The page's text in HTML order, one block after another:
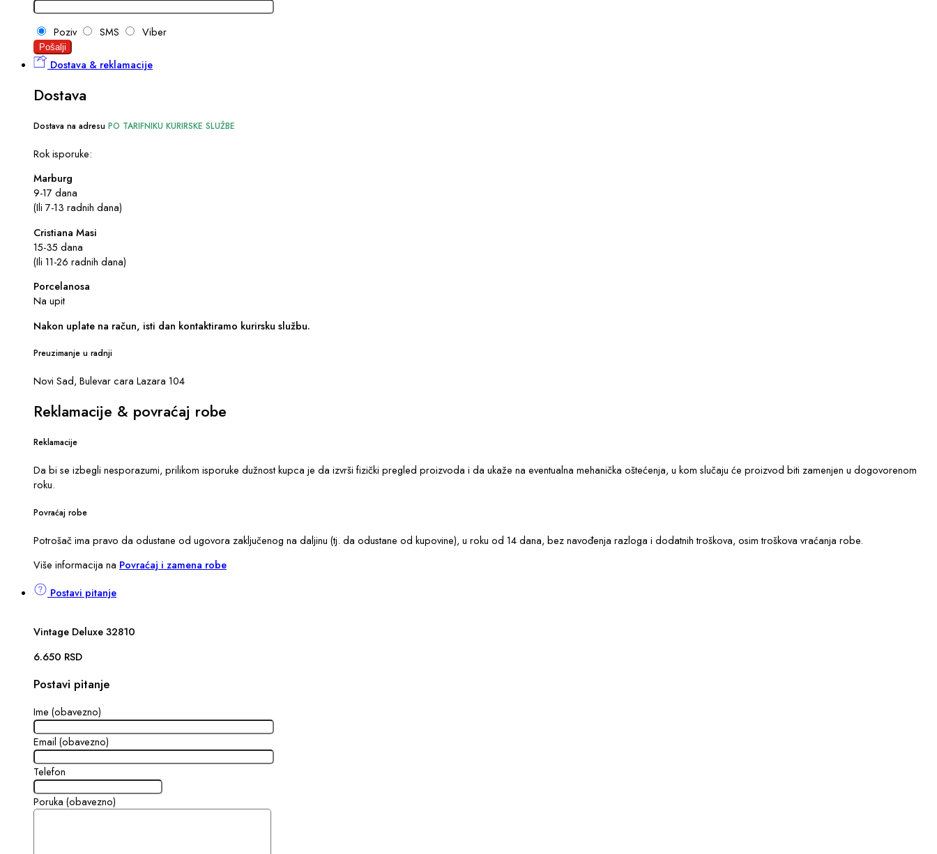
Poziv SMS Viber
Dostava & reklamacije
Dostava
Dostava na adresu PO TARIFNIKU KURIRSKE SLUŽBE
Rok isporuke:
Marburg
9-17 dana
(Ili 7-13 radnih dana)
Cristiana Masi
15-35 dana
(Ili 11-26 radnih dana)
Porcelanosa
Na upit
Nakon uplate na račun, isti dan kontaktiramo kurirsku službu.
Preuzimanje u radnji
Novi Sad, Bulevar cara Lazara 104
Reklamacije & povraćaj robe
Reklamacije
Da bi se izbegli nesporazumi, prilikom isporuke dužnost kupca je da izvrši fizički pregled proizvoda i da ukaže na eventualna mehanička oštećenja, u kom slučaju će proizvod biti zamenjen u dogovorenom
roku.
Povraćaj robe
Potrošač ima pravo da odustane od ugovora zaključenog na daljinu (tj. da odustane od kupovine), u roku od 14 dana, bez navođenja razloga i dodatnih troškova, osim troškova vraćanja robe.
Više informacija na Povraćaj i zamena robe
Postavi pitanje
Vintage Deluxe 32810
6.650 RSD
Postavi pitanje
Ime (obavezno)
Email (obavezno)
Telefon
Poruka (obavezno)